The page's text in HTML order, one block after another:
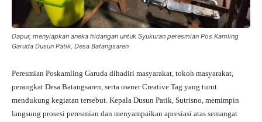
Dapur, menyiapkan aneka hidangan untuk Syukuran peresmian Pos Kamling
Garuda Dusun Patik, Desa Batangsaren
Peresmian Poskamling Garuda dihadiri masyarakat, tokoh masyarakat,
perangkat Desa Batangsaren, serta owner Creative Tag yang turut
mendukung kegiatan tersebut. Kepala Dusun Patik, Sutrisno, memimpin
langsung prosesi peresmian dan menyampaikan apresiasi atas semangat